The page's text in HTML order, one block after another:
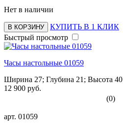
Нет в наличии
В КОРЗИНУ
КУПИТЬ В 1 КЛИК
Быстрый просмотр
Часы настольные 01059
Ширина 27; Глубина 21; Высота 40
12 900 руб.
(0)
арт. 01059